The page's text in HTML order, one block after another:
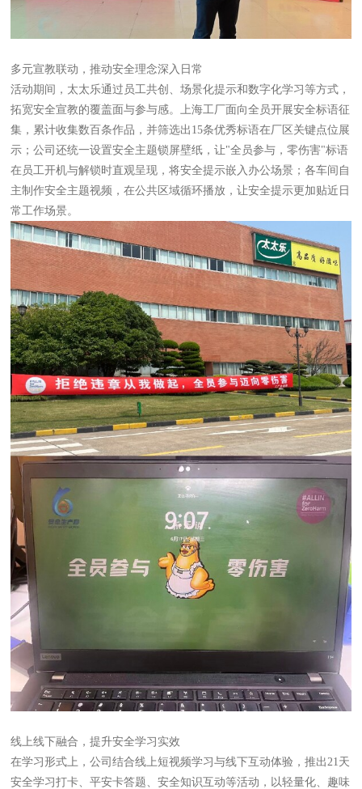
多元宣教联动，推动安全理念深入日常
活动期间，太太乐通过员工共创、场景化提示和数字化学习等方式，
拓宽安全宣教的覆盖面与参与感。上海工厂面向全员开展安全标语征
集，累计收集数百条作品，并筛选出15条优秀标语在厂区关键点位展
示；公司还统一设置安全主题锁屏壁纸，让"全员参与，零伤害"标语
在员工开机与解锁时直观呈现，将安全提示嵌入办公场景；各车间自
主制作安全主题视频，在公共区域循环播放，让安全提示更加贴近日
常工作场景。
线上线下融合，提升安全学习实效
在学习形式上，公司结合线上短视频学习与线下互动体验，推出21天
安全学习打卡、平安卡答题、安全知识互动等活动，以轻量化、趣味